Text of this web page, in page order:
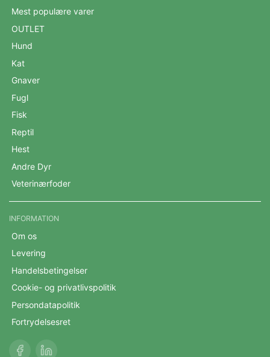
Mest populære varer
OUTLET
Hund
Kat
Gnaver
Fugl
Fisk
Reptil
Hest
Andre Dyr
Veterinærfoder
INFORMATION
Om os
Levering
Handelsbetingelser
Cookie- og privatlivspolitik
Persondatapolitik
Fortrydelsesret